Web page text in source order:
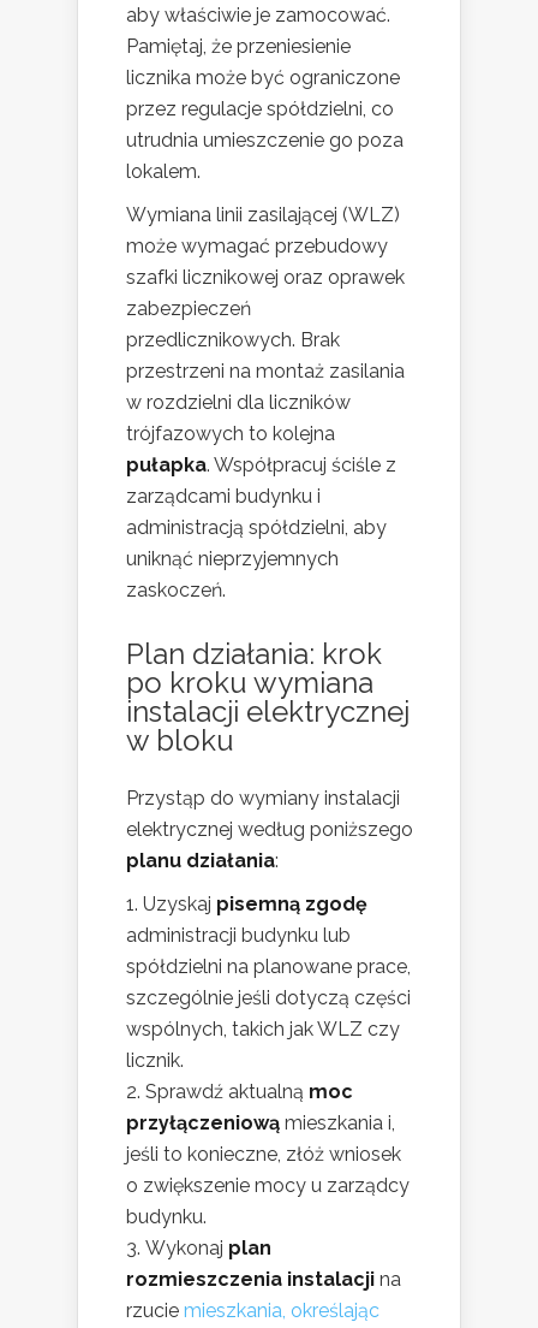
aby właściwie je zamocować.
Pamiętaj, że przeniesienie
licznika może być ograniczone
przez regulacje spółdzielni, co
utrudnia umieszczenie go poza
lokalem.
Wymiana linii zasilającej (WLZ)
może wymagać przebudowy
szafki licznikowej oraz oprawek
zabezpieczeń
przedlicznikowych. Brak
przestrzeni na montaż zasilania
w rozdzielni dla liczników
trójfazowych to kolejna
pułapka. Współpracuj ściśle z
zarządcami budynku i
administracją spółdzielni, aby
uniknąć nieprzyjemnych
zaskoczeń.
Plan działania: krok
po kroku wymiana
instalacji elektrycznej
w bloku
Przystąp do wymiany instalacji
elektrycznej według poniższego
planu działania:
Uzyskaj pisemną zgodę
administracji budynku lub
spółdzielni na planowane prace,
szczególnie jeśli dotyczą części
wspólnych, takich jak WLZ czy
licznik.
Sprawdź aktualną moc
przyłączeniową mieszkania i,
jeśli to konieczne, złóż wniosek
o zwiększenie mocy u zarządcy
budynku.
Wykonaj plan
rozmieszczenia instalacji na
rzucie mieszkania, określając